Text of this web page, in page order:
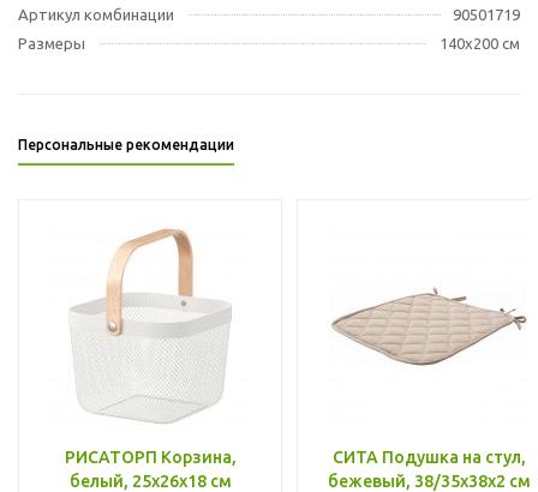
Артикул комбинации
90501719
Размеры
140x200 см
Персональные рекомендации
РИСАТОРП Корзина,
белый, 25x26x18 см
СИТА Подушка на стул,
бежевый, 38/35x38x2 см